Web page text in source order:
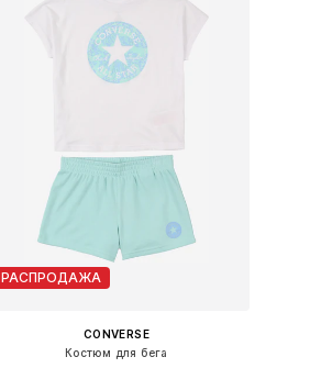
РАСПРОДАЖА
CONVERSE
Костюм для бега